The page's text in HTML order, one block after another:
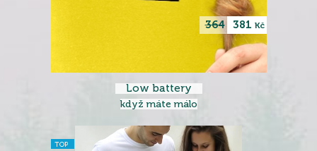
381 Kč
364
Low battery
když máte málo
TOP